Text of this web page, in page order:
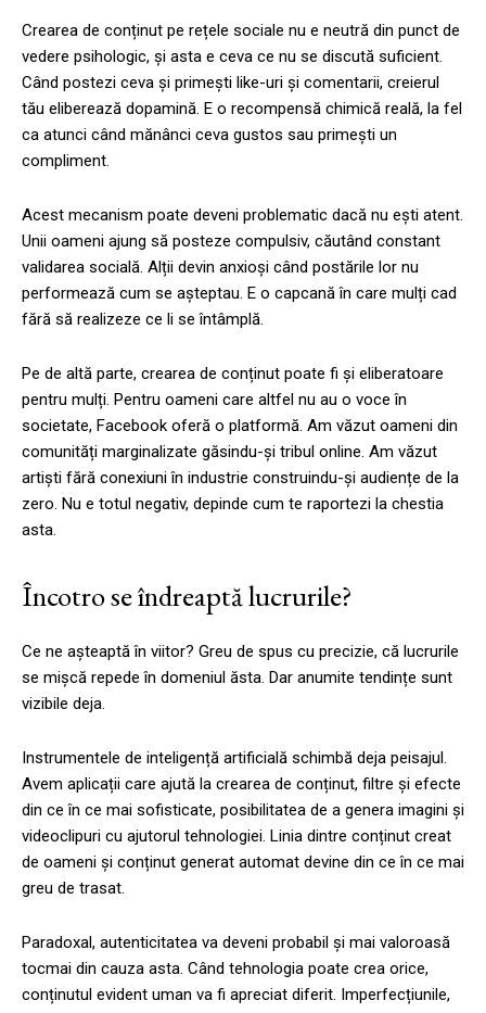
Crearea de conținut pe rețele sociale nu e neutră din punct de
vedere psihologic, și asta e ceva ce nu se discută suficient.
Când postezi ceva și primești like-uri și comentarii, creierul
tău eliberează dopamină. E o recompensă chimică reală, la fel
ca atunci când mănânci ceva gustos sau primești un
compliment.
Acest mecanism poate deveni problematic dacă nu ești atent.
Unii oameni ajung să posteze compulsiv, căutând constant
validarea socială. Alții devin anxioși când postările lor nu
performează cum se așteptau. E o capcană în care mulți cad
fără să realizeze ce li se întâmplă.
Pe de altă parte, crearea de conținut poate fi și eliberatoare
pentru mulți. Pentru oameni care altfel nu au o voce în
societate, Facebook oferă o platformă. Am văzut oameni din
comunități marginalizate găsindu-și tribul online. Am văzut
artiști fără conexiuni în industrie construindu-și audiențe de la
zero. Nu e totul negativ, depinde cum te raportezi la chestia
asta.
Încotro se îndreaptă lucrurile?
Ce ne așteaptă în viitor? Greu de spus cu precizie, că lucrurile
se mișcă repede în domeniul ăsta. Dar anumite tendințe sunt
vizibile deja.
Instrumentele de inteligență artificială schimbă deja peisajul.
Avem aplicații care ajută la crearea de conținut, filtre și efecte
din ce în ce mai sofisticate, posibilitatea de a genera imagini și
videoclipuri cu ajutorul tehnologiei. Linia dintre conținut creat
de oameni și conținut generat automat devine din ce în ce mai
greu de trasat.
Paradoxal, autenticitatea va deveni probabil și mai valoroasă
tocmai din cauza asta. Când tehnologia poate crea orice,
conținutul evident uman va fi apreciat diferit. Imperfecțiunile,